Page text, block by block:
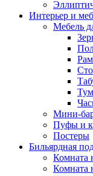
Интерьер и
Мебель
Мини-
Пуфы и
Постеры
Бильярдная
Комната
Комната